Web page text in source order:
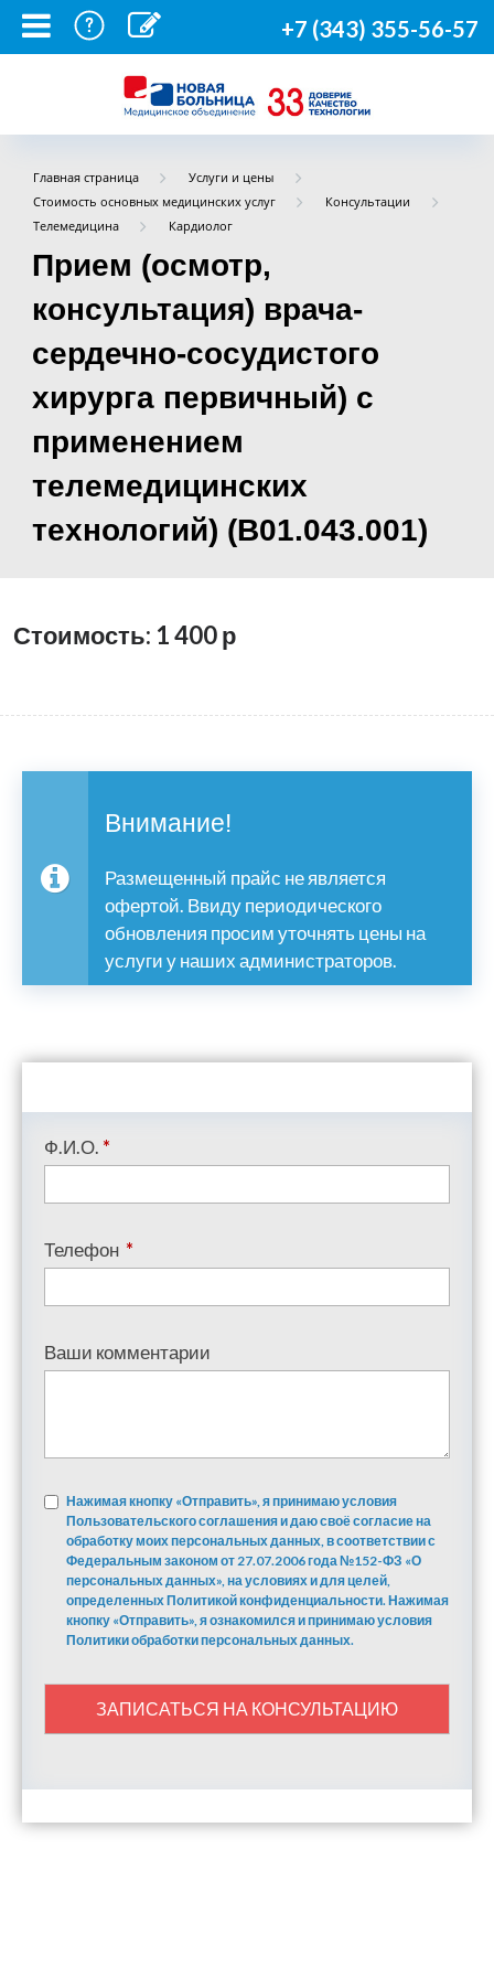
+7 (343) 355-56-57
Главная страница
Услуги и цены
Стоимость основных медицинских услуг
Консультации
Телемедицина
Кардиолог
Прием (осмотр,
консультация) врача-
сердечно-сосудистого
хирурга первичный) с
применением
телемедицинских
технологий) (B01.043.001)
Стоимость: 1 400р
Внимание!
Размещенный прайс не является
офертой. Ввиду периодического
обновления просим уточнять цены на
услуги у наших администраторов.
Ф.И.О. *
Телефон *
Ваши комментарии
Нажимая кнопку «Отправить», я принимаю условия
Пользовательского соглашения и даю своё согласие на
обработку моих персональных данных, в соответствии с
Федеральным законом от 27.07.2006 года №152-ФЗ «О
персональных данных», на условиях и для целей,
определенных Политикой конфиденциальности. Нажимая
кнопку «Отправить», я ознакомился и принимаю условия
Политики обработки персональных данных.
ЗАПИСАТЬСЯ НА КОНСУЛЬТАЦИЮ